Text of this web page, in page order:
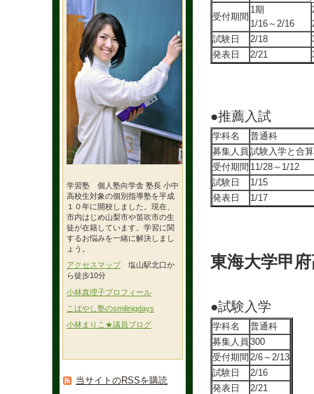
受付期間
1期
1/16～2/16
試験日
2/18
発表日
2/21
●推薦入試
学科名
普通科
募集人員 試験入学と合算
受付期間 11/28～1/12
試験日
1/15
発表日
1/17
東海大学甲
●試験入学
学科名
普通科
募集人員 300
受付期間 2/6～2/13
試験日
2/16
発表日
2/21
学習塾 個人塾向学舎 塾長 小中
高校生対象の個別指導塾を平成
１０年に開校しました。現在、
市内はじめ山梨市や笛吹市の生
徒が在籍しています。学習に関
するお悩みを一緒に解決しまし
ょう。
アクセスマップ 塩山駅北口か
ら徒歩10分
小林真理子プロフィール
こばやし塾のsmilinigdays
小林まりこ★議員ブログ
当サイトのRSSを購読